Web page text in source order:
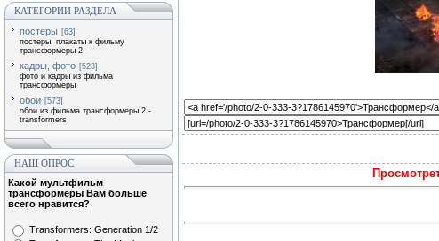
КАТЕГОРИИ РАЗДЕЛА
постеры [63]
постеры, плакаты к фильму
трансформеры 2
кадры, фото [523]
фото и кадры из фильма
трансформеры
обои [573]
обои из фильма трансформеры 2 -
transformers
НАШ ОПРОС
Какой мультфильм
трансформеры Вам больше
всего нравится?
Transformers: Generation 1/2